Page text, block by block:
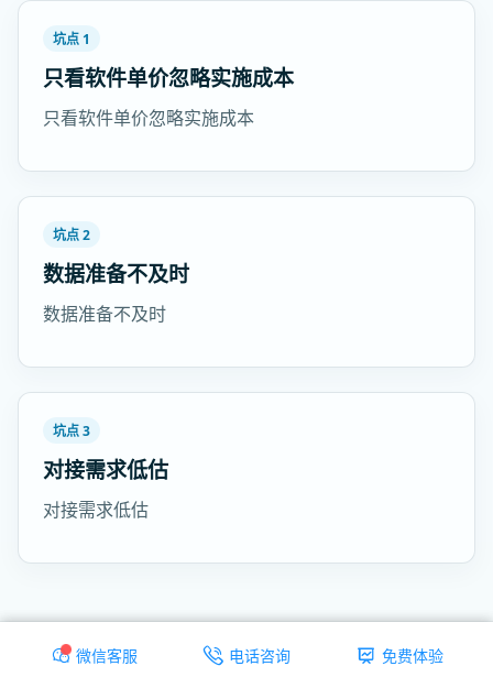
坑点 1
只看软件单价忽略实施成本
只看软件单价忽略实施成本
坑点 2
数据准备不及时
数据准备不及时
坑点 3
对接需求低估
对接需求低估
微信客服 电话咨询 免费体验